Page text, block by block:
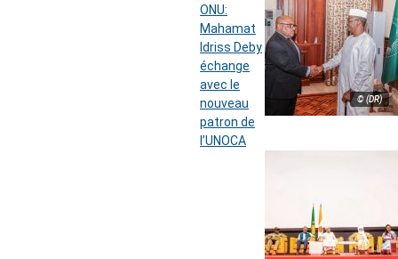
© (DR)
ONU:
Mahamat
Idriss Deby
échange
avec le
nouveau
patron de
l’UNOCA